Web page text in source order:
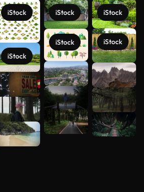
iStock
iStock
iStock
iStock
iStock
iStock
Veja mais